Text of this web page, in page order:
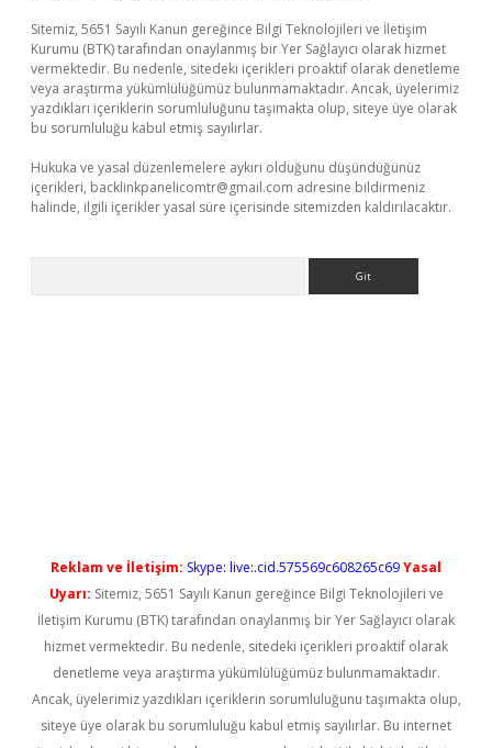
Sitemiz, 5651 Sayılı Kanun gereğince Bilgi Teknolojileri ve İletişim
Kurumu (BTK) tarafından onaylanmış bir Yer Sağlayıcı olarak hizmet
vermektedir. Bu nedenle, sitedeki içerikleri proaktif olarak denetleme
veya araştırma yükümlülüğümüz bulunmamaktadır. Ancak, üyelerimiz
yazdıkları içeriklerin sorumluluğunu taşımakta olup, siteye üye olarak
bu sorumluluğu kabul etmiş sayılırlar.
Hukuka ve yasal düzenlemelere aykırı olduğunu düşündüğünüz
içerikleri, backlinkpanelicomtr@gmail.com adresine bildirmeniz
halinde, ilgili içerikler yasal süre içerisinde sitemizden kaldırılacaktır.
Reklam ve İletişim: Skype: live:.cid.575569c608265c69Yasal
Uyarı: Sitemiz, 5651 Sayılı Kanun gereğince Bilgi Teknolojileri ve
İletişim Kurumu (BTK) tarafından onaylanmış bir Yer Sağlayıcı olarak
hizmet vermektedir. Bu nedenle, sitedeki içerikleri proaktif olarak
denetleme veya araştırma yükümlülüğümüz bulunmamaktadır.
Ancak, üyelerimiz yazdıkları içeriklerin sorumluluğunu taşımakta olup,
siteye üye olarak bu sorumluluğu kabul etmiş sayılırlar. Bu internet